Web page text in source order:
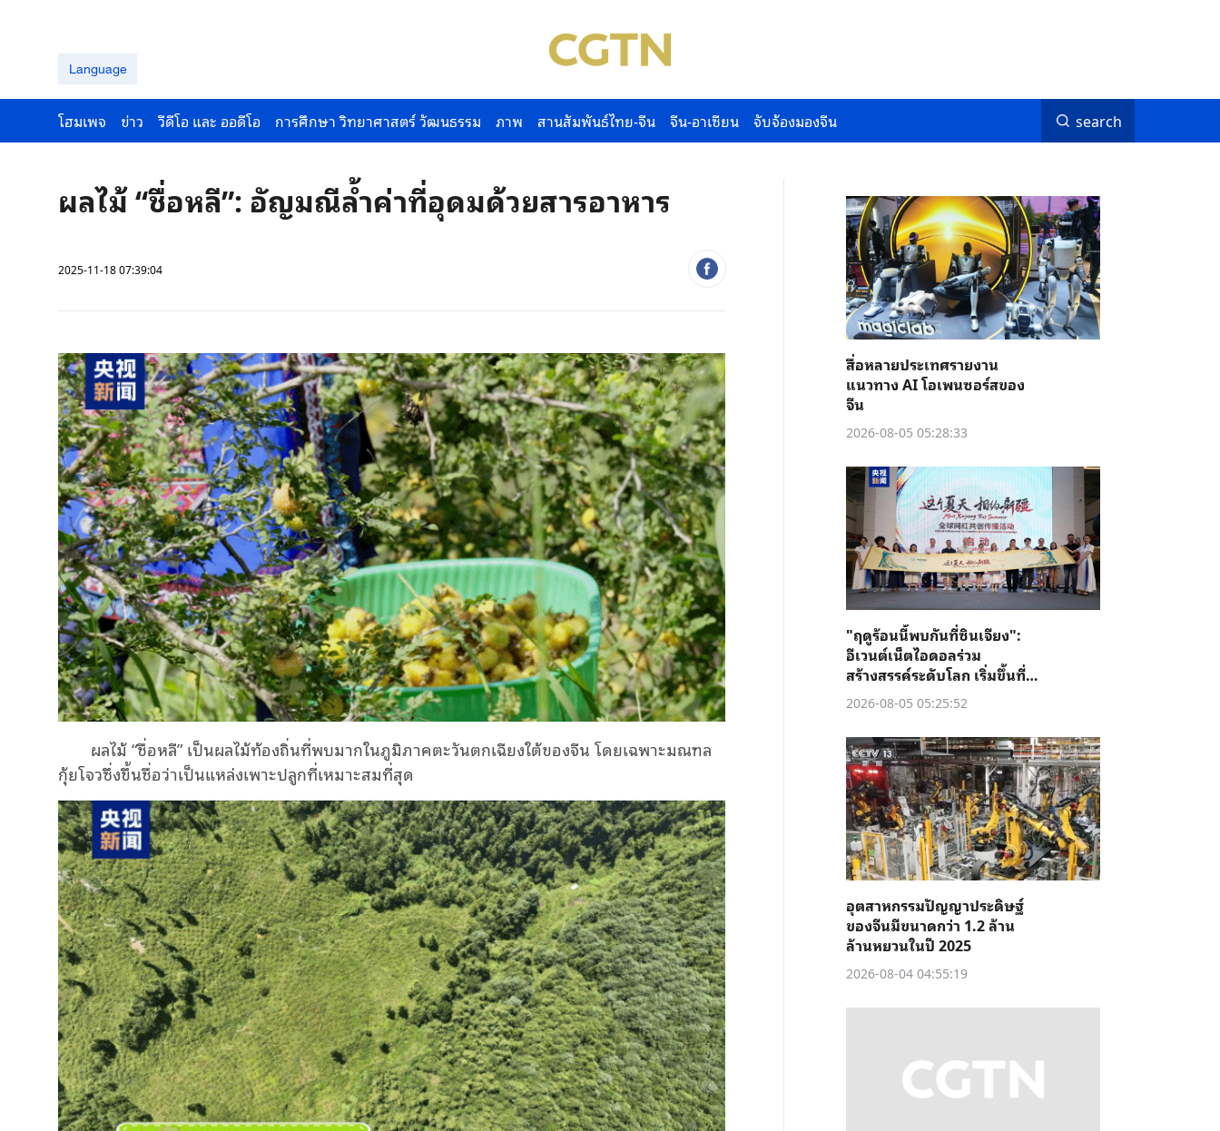
Language
โฮมเพจ ข่าว วีดีโอ และ ออดีโอ การศึกษา วิทยาศาสตร์ วัฒนธรรม ภาพ สานสัมพันธ์ไทย-จีน จีน-อาเซียน จับจ้องมองจีน search
ผลไม้ “ชื่อหลี”: อัญมณีล้ำค่าที่อุดมด้วยสารอาหาร
2025-11-18 07:39:04
ผลไม้“ชื่อหลี” เป็นผลไม้ท้องถิ่นที่พบมากในภูมิภาคตะวันตกเฉียงใต้ของจีน โดยเฉพาะมณฑล
กุ้ยโจวซึ่งขึ้นชื่อว่าเป็นแหล่งเพาะปลูกที่เหมาะสมที่สุด
สื่อหลายประเทศรายงาน
แนวทาง AI โอเพนซอร์สของ
จีน
2026-08-05 05:28:33
"ฤดูร้อนนี้พบกันที่ซินเจียง":
อีเวนต์เน็ตไอดอลร่วม
สร้างสรรค์ระดับโลก เริ่มขึ้นที่คู่
เชอ
2026-08-05 05:25:52
อุตสาหกรรมปัญญาประดิษฐ์
ของจีนมีขนาดกว่า 1.2 ล้าน
ล้านหยวนในปี 2025
2026-08-04 04:55:19